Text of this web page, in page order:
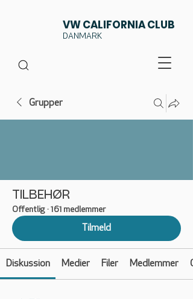
VW CALIFORNIA CLUB
DANMARK
Grupper
TILBEHØR
Offentlig · 161 medlemmer
Tilmeld
Diskussion Medier Filer Medlemmer